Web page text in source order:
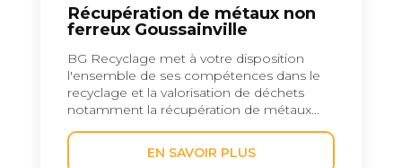
Récupération de métaux non
ferreux Goussainville
BG Recyclage met à votre disposition
l'ensemble de ses compétences dans le
recyclage et la valorisation de déchets
notamment la récupération de métaux...
EN SAVOIR PLUS